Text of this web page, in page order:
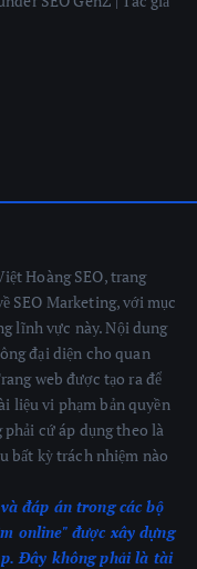
Hoàng SEO, trang
SEO Marketing, với mục
lĩnh vực này. Nội dung
đại diện cho quan
web được tạo ra để
liệu vi phạm bản quyền
cứ áp dụng theo là
bất kỳ trách nhiệm nào
đáp án trong các bộ
online" được xây dựng
Đây không phải là tài